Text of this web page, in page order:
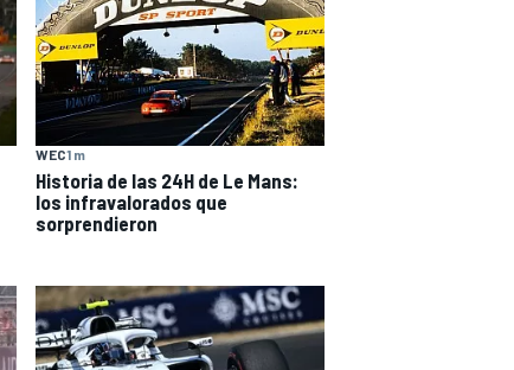
WEC1 m
Historia de las 24H de Le Mans:
los infravalorados que
sorprendieron